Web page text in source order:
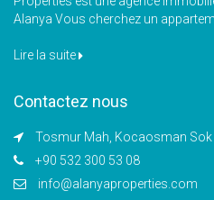
Alanya Vous cherchez un
Lire la suite
Contactez nous
Tosmur Mah, Kocaosman Sok
+90 532 300 53 08
info@alanyaproperties.com